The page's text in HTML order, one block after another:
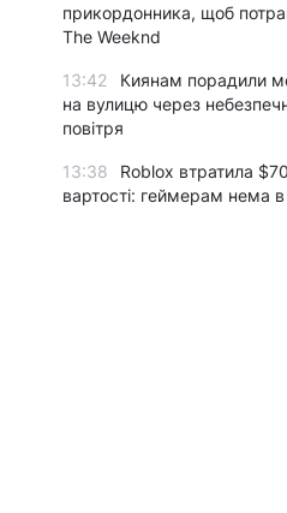
прикордонника, щоб
The Weeknd
13:42
Киянам порадили
на вулицю через
повітря
13:38
Roblox втратила
вартості: геймерам нема